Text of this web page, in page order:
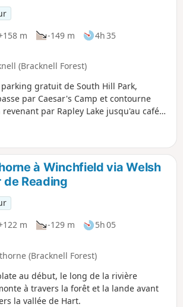
m -149 m
4h 35
(Bracknell Forest)
gratuit de South Hill Park,
par Caesar's Camp et contourne
par Rapley Lake jusqu'au café
à Winchfield via Welsh
de Reading
m -129 m
5h 05
(Bracknell Forest)
au début, le long de la rivière
à travers la forêt et la lande avant
la vallée de Hart.